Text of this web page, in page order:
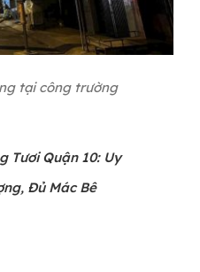
tại công trường
Tươi Quận 10: Uy
Đủ Mác Bê